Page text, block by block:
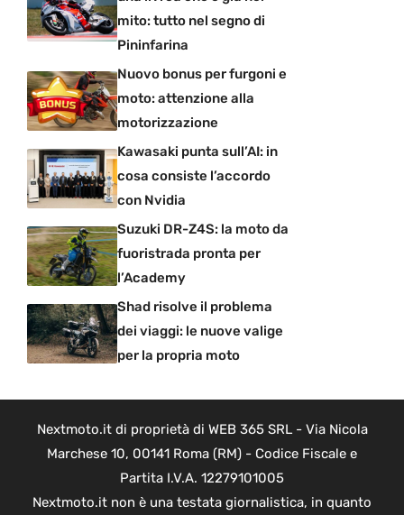
mito: tutto nel segno di
Pininfarina
Nuovo bonus per furgoni e
moto: attenzione alla
motorizzazione
Kawasaki punta sull’AI: in
cosa consiste l’accordo
con Nvidia
Suzuki DR-Z4S: la moto da
fuoristrada pronta per
l’Academy
Shad risolve il problema
dei viaggi: le nuove valige
per la propria moto
Nextmoto.it di proprietà di WEB 365 SRL - Via Nicola
Marchese 10, 00141 Roma (RM) - Codice Fiscale e
Partita I.V.A. 12279101005
Nextmoto.it non è una testata giornalistica, in quanto